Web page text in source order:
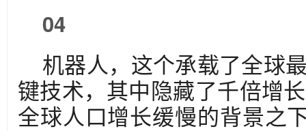
04
机器人，这个承载了全球
键技术，其中隐藏了千倍增
全球人口增长缓慢的背景之